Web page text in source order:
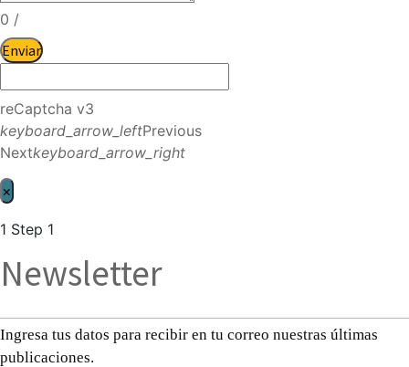
0 /
Enviar
reCaptcha v3
keyboard_arrow_leftPrevious
Nextkeyboard_arrow_right
×
1 Step 1
Newsletter
Ingresa tus datos para recibir en tu correo nuestras últimas
publicaciones.